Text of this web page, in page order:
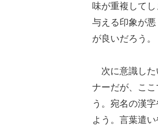
味が重複して
与える印象が
が良いだろう。
次に意識した
ナーだが、こ
う。宛名の漢
よう。言葉遣